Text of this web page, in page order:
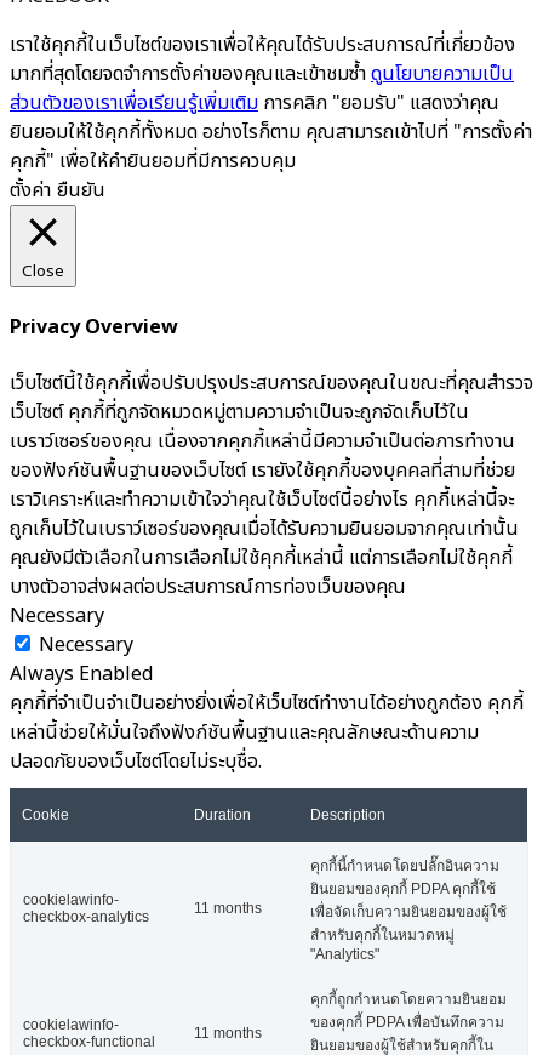
เราใช้คุกกี้ในเว็บไซต์ของเราเพื่อให้คุณได้รับประสบการณ์ที่เกี่ยวข้อง
มากที่สุดโดยจดจำการตั้งค่าของคุณและเข้าชมซ้ำดูนโยบายความเป็น
ส่วนตัวของเราเพื่อเรียนรู้เพิ่มเติม การคลิก "ยอมรับ" แสดงว่าคุณ
ยินยอมให้ใช้คุกกี้ทั้งหมด อย่างไรก็ตาม คุณสามารถเข้าไปที่ "การตั้งค่า
คุกกี้" เพื่อให้คำยินยอมที่มีการควบคุม
ตั้งค่า ยืนยัน
Close
Privacy Overview
เว็บไซต์นี้ใช้คุกกี้เพื่อปรับปรุงประสบการณ์ของคุณในขณะที่คุณสำรวจ
เว็บไซต์ คุกกี้ที่ถูกจัดหมวดหมู่ตามความจำเป็นจะถูกจัดเก็บไว้ใน
เบราว์เซอร์ของคุณ เนื่องจากคุกกี้เหล่านี้มีความจำเป็นต่อการทำงาน
ของฟังก์ชันพื้นฐานของเว็บไซต์ เรายังใช้คุกกี้ของบุคคลที่สามที่ช่วย
เราวิเคราะห์และทำความเข้าใจว่าคุณใช้เว็บไซต์นี้อย่างไร คุกกี้เหล่านี้จะ
ถูกเก็บไว้ในเบราว์เซอร์ของคุณเมื่อได้รับความยินยอมจากคุณเท่านั้น
คุณยังมีตัวเลือกในการเลือกไม่ใช้คุกกี้เหล่านี้ แต่การเลือกไม่ใช้คุกกี้
บางตัวอาจส่งผลต่อประสบการณ์การท่องเว็บของคุณ
Necessary
Necessary
Always Enabled
คุกกี้ที่จำเป็นจำเป็นอย่างยิ่งเพื่อให้เว็บไซต์ทำงานได้อย่างถูกต้อง คุกกี้
เหล่านี้ช่วยให้มั่นใจถึงฟังก์ชันพื้นฐานและคุณลักษณะด้านความ
ปลอดภัยของเว็บไซต์โดยไม่ระบุชื่อ.
Cookie Duration Description
cookielawinfo-
checkbox-analytics
11 months
คุกกี้นี้กำหนดโดยปลั๊กอินความ
ยินยอมของคุกกี้ PDPA คุกกี้ใช้
เพื่อจัดเก็บความยินยอมของผู้ใช้
สำหรับคุกกี้ในหมวดหมู่
"Analytics"
cookielawinfo-
checkbox-functional
11 months
คุกกี้ถูกกำหนดโดยความยินยอม
ของคุกกี้ PDPA เพื่อบันทึกความ
ยินยอมของผู้ใช้สำหรับคุกกี้ใน